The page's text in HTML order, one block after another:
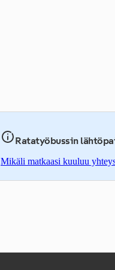
Ratatyöbussin
Mikäli matkaasi kuuluu
,Avataan uudessa